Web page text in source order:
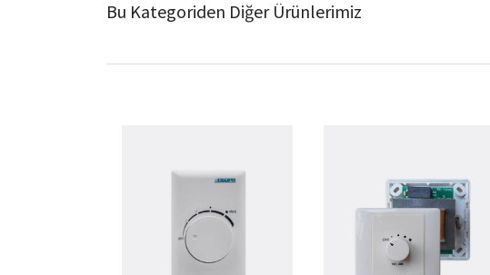
Bu Kategoriden Diğer Ürünlerimiz